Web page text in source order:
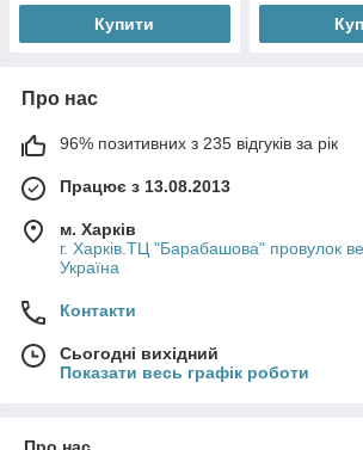
Купити
Про нас
96% позитивних з 235 відгуків за рік
Працює з 13.08.2013
м. Харків
г. Харків.ТЦ "Барабашова" провулок
Україна
Контакти
Сьогодні вихідний
Показати весь графік роботи